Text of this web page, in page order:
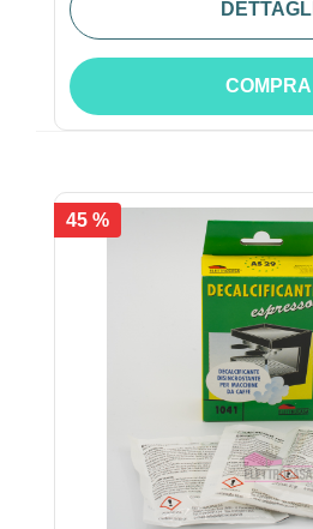
DETTAGLI
COMPRA
45 %